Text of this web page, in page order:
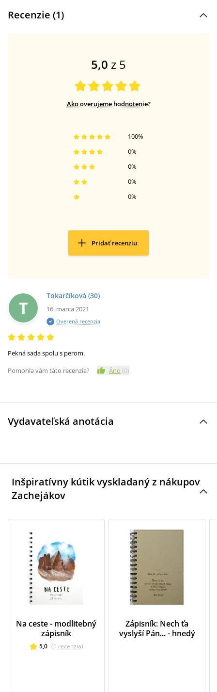
Recenzie (1)
5,0 z 5
Ako overujeme hodnotenie?
0%
0%
0%
0%
100%
Pridať recenziu
T
Tokarčíková (30)
16. marca 2021
Overená recenzia
Pekná sada spolu s perom.
Pomohla vám táto recenzia?
Áno (0)
Vydavateľská anotácia
Inšpiratívny kútik vyskladaný z nákupov
Zachejákov
Na ceste - modlitebný
zápisník
5,0 (1 recenzia)
Zápisník: Nech ťa
vyslyší Pán... - hnedý